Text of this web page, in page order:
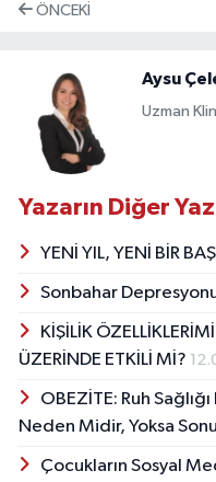
ÖNCEKI
Aysu
Uzman
Yazarın Diğer
YENİ YIL, YENİ BİR
Sonbahar
KİŞİLİK
ÜZERİNDE ETKİLİ Mİ?
OBEZİTE: Ruh
Neden Midir, Yoksa
Çocukların Sosyal